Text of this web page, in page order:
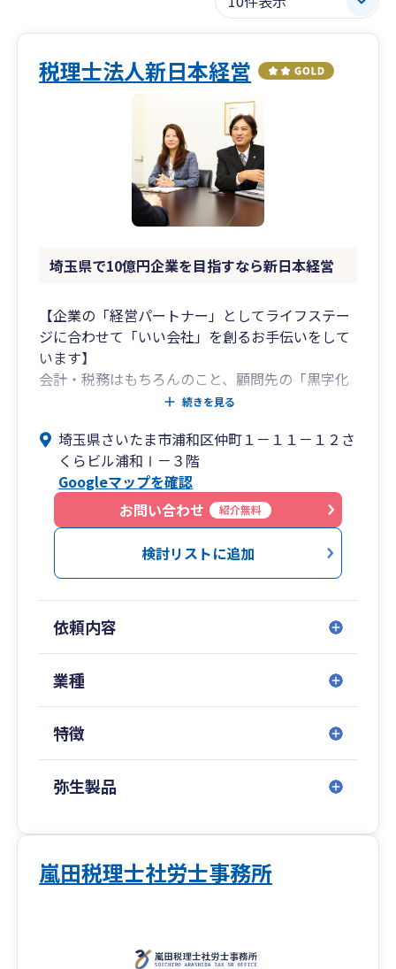
税理士法人新日本経営
埼玉県で10億円企業を目指すなら新日本経営
【企業の「経営パートナー」としてライフステー
ジに合わせて「いい会社」を創るお手伝いをして
います】
会計・税務はもちろんのこと、顧問先の「黒字化
支援」「資金繰り・銀行対策」等の経営問題に積
より専門性が必要とされる問題には社内外の経営
コンサルタントで問題解決を図ります。
また、個人の相続相談にも積極的に対応していま
より相談しやすい場所を提供したくロイヤルパイ
ンズホテル浦和に「相続ラウンジ」をご用意して
います。
＜私たちのVISION＞
■1,000社の「いい会社」を創る
■仕事、教育を通じて地域社会に貢献する
続きを見る
埼玉県さいたま市浦和区仲町１－１１－１２さ
くらビル浦和Ⅰ－３階
Googleマップを確認
お問い合わせ
紹介無料
検討リストに追加
依頼内容
業種
特徴
弥生製品
嵐田税理士社労士事務所